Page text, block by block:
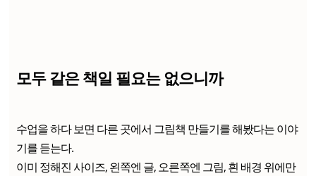
모두 같은 책일 필요는 없으니까
수업을 하다 보면 다른 곳에서 그림책 만들기를 해봤다는 이야
기를 듣는다.
이미 정해진 사이즈, 왼쪽엔 글, 오른쪽엔 그림, 흰 배경 위에만